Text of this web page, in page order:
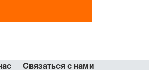
Связаться с нами